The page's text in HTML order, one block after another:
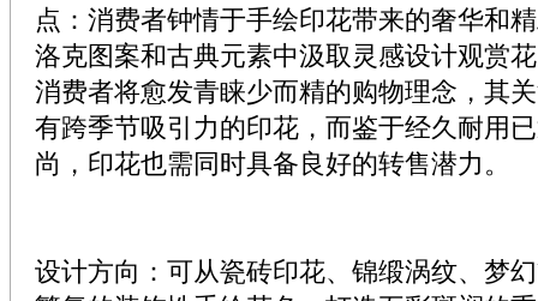
点：消费者钟情于手绘印花带来的奢华和
洛克图案和古典元素中汲取灵感设计观赏
消费者将愈发青睐少而精的购物理念，其
有跨季节吸引力的印花，而鉴于经久耐用
尚，印花也需同时具备良好的转售潜力。
设计方向：可从瓷砖印花、锦缎涡纹、梦